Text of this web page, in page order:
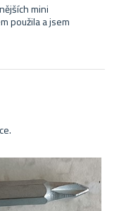
mini
použila a jsem